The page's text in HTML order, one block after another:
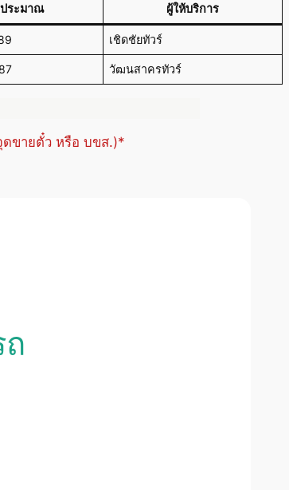
ระมาณ ผู้ให้บริการ
เชิดชัยทัวร์
วัฒนสาครทัวร์
ดขายตั๋ว หรือ บขส.)*